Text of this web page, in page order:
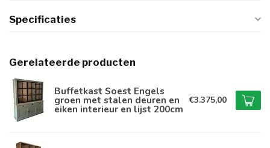
Specificaties
Gerelateerde producten
Buffetkast Soest Engels
groen met stalen deuren en
eiken interieur en lijst 200cm
€3.375,00